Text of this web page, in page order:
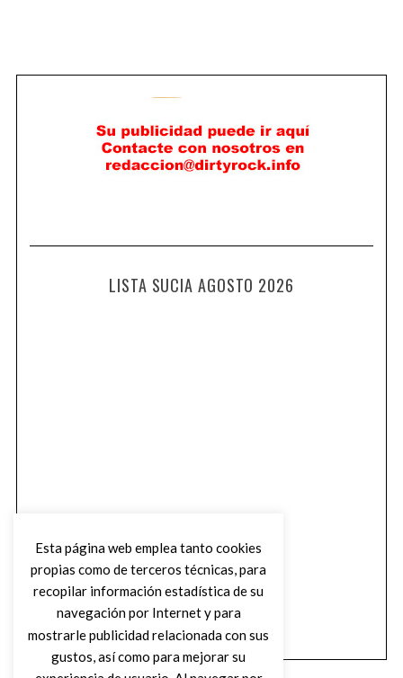
LISTA SUCIA AGOSTO 2026
Esta página web emplea tanto cookies
propias como de terceros técnicas, para
recopilar información estadística de su
navegación por Internet y para
mostrarle publicidad relacionada con sus
gustos, así como para mejorar su